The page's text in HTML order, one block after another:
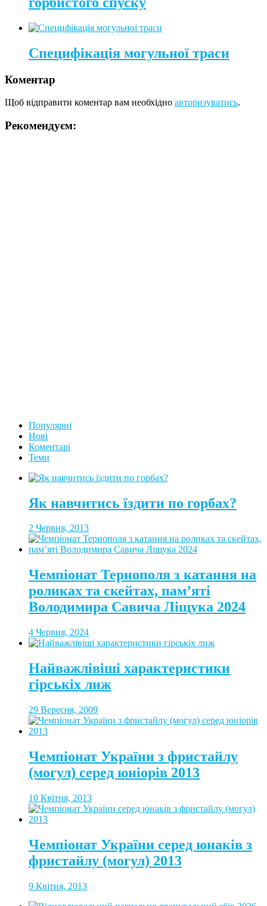
Специфікація могульної траси
Коментар
Щоб відправити коментар вам необхідно авторизуватись.
Рекомендуєм:
Популярні
Нові
Коментарі
Теми
Як навчитись їздити по горбах?
2 Червня, 2013
Чемпіонат Тернополя з катання на
роликах та скейтах, пам’яті
Володимира Савича Ліщука 2024
4 Червня, 2024
Найважлівіші характеристики
гірськіх лиж
29 Вересня, 2009
Чемпіонат України з фристайлу
(могул) серед юніорів 2013
10 Квітня, 2013
Чемпіонат України серед юнаків з
фристайлу (могул) 2013
9 Квітня, 2013